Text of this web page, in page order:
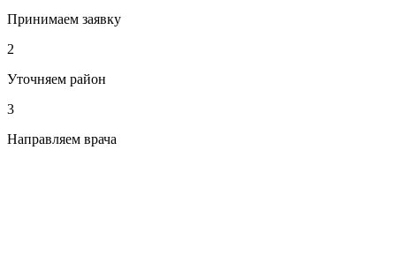
Принимаем заявку
2
Уточняем район
3
Направляем врача